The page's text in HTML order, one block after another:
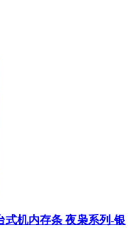
式机内存条 夜枭系列-银